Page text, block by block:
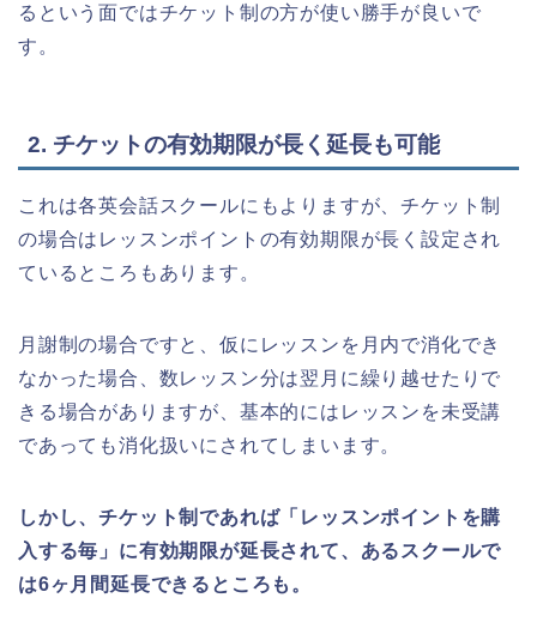
るという面ではチケット制の方が使い勝手が良いで
す。
2. チケットの有効期限が長く延長も可能
これは各英会話スクールにもよりますが、チケット制
の場合はレッスンポイントの有効期限が長く設定され
ているところもあります。
月謝制の場合ですと、仮にレッスンを月内で消化でき
なかった場合、数レッスン分は翌月に繰り越せたりで
きる場合がありますが、基本的にはレッスンを未受講
であっても消化扱いにされてしまいます。
しかし、チケット制であれば「レッスンポイントを購
入する毎」に有効期限が延長されて、あるスクールで
は6ヶ月間延長できるところも。